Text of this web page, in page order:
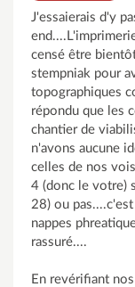
J'essaierais d'y
censé être
stempniak pour
topographiques
répondu que les
chantier de
n'avons aucune
celles de nos
4 (donc le votre)
28) ou
nappes
rassuré....
En revérifiant